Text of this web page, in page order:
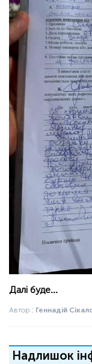
Далі буде...
Автор : Геннадій
Надлишок